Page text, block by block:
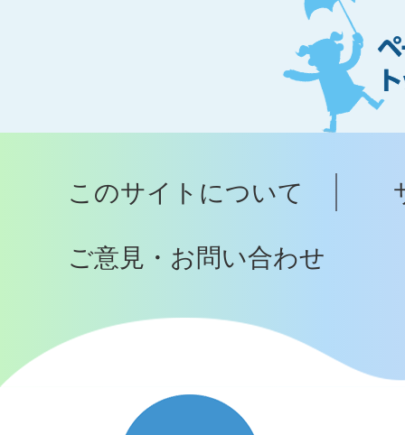
ー
ジ
ト
ッ
へ
このサイトについて
ご意見・お問い合わせ